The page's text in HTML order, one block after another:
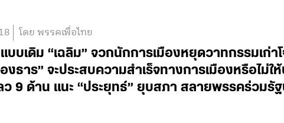
โดย พรรคเพื่อไทย
บบเดิม “เฉลิม” จวกนักการเมืองหยุดวาทกรรมเก่
ธาร” จะประสบความสำเร็จทางการเมืองหรือไม่ใ
9 ด้าน แนะ “ประยุทธ์” ยุบสภา สลายพรรคร่วมรั